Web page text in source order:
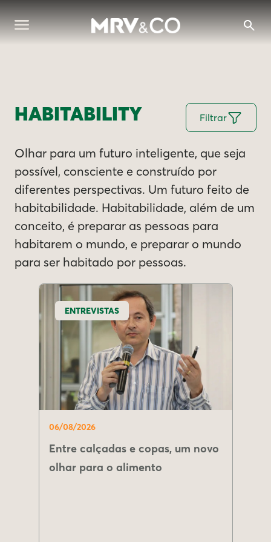
HABITABILITY Filtrar
Olhar para um futuro inteligente, que seja
possível, consciente e construído por
diferentes perspectivas. Um futuro feito de
habitabilidade. Habitabilidade, além de um
conceito, é preparar as pessoas para
habitarem o mundo, e preparar o mundo
para ser habitado por pessoas.
ENTREVISTAS
06/08/2026
Entre calçadas e copas, um novo
olhar para o alimento